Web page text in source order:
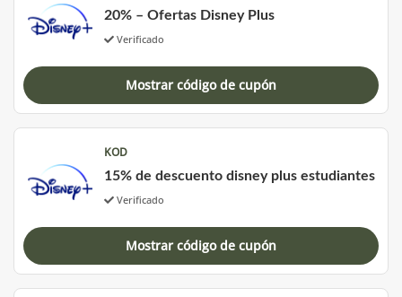
20% – Ofertas Disney Plus
Verificado
Mostrar código de cupón
KOD
15% de descuento disney plus estudiantes
Verificado
Mostrar código de cupón